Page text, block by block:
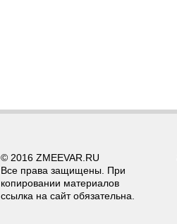
© 2016 ZMEEVAR.RU
Все права защищены. При
копировании материалов
ссылка на сайт обязательна.